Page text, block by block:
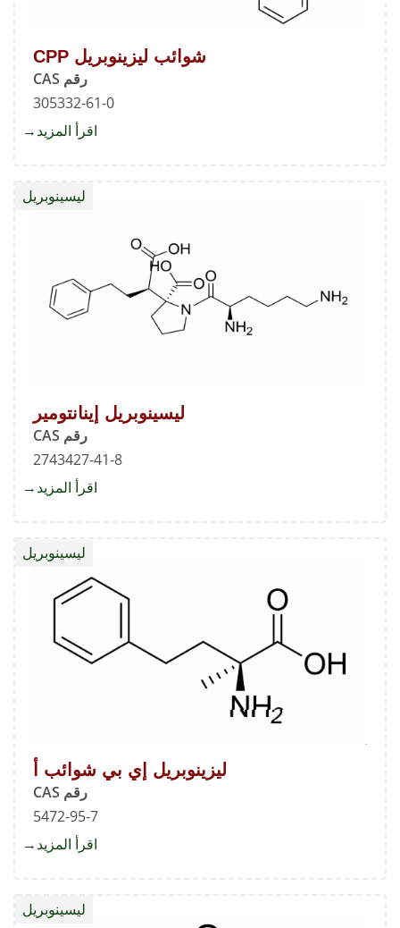
شوائب ليزينوبريل CPP
رقم CAS
305332-61-0
اقرأ المزيد
CPP
ليسينوبريل إينانتومير
رقم CAS
2743427-41-8
ليسينوبريل
اقرأ المزيد
ليزينوبريل إي بي شوائب أ
رقم CAS
5472-95-7
ليسينوبريل
اقرأ المزيد
بي
ليسينوبريل